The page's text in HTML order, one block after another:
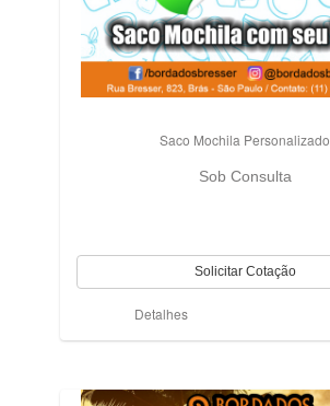
Saco Mochila Personalizado
Sob Consulta
Detalhes